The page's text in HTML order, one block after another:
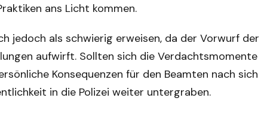
ans Licht kommen.
jedoch als schwierig erweisen, da der Vorwurf der
aufwirft. Sollten sich die Verdachtsmomente
Konsequenzen für den Beamten nach sich
in die Polizei weiter untergraben.